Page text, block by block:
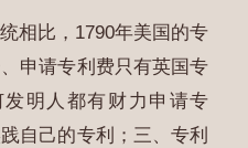
相比，1790年美国的专
申请专利费只有英国专
明人都有财力申请专
自己的专利；三、专利